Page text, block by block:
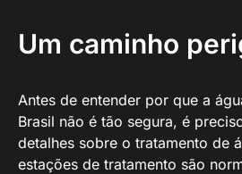
Um caminho
Antes de entender por que a
Brasil não é tão segura, é
detalhes sobre o tratamento de
estações de tratamento são